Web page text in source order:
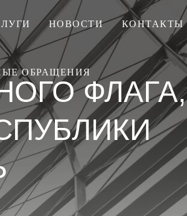
НОВОСТИ КОНТАКТЫ
ОБРАЩЕНИЯ
ФЛАГА,